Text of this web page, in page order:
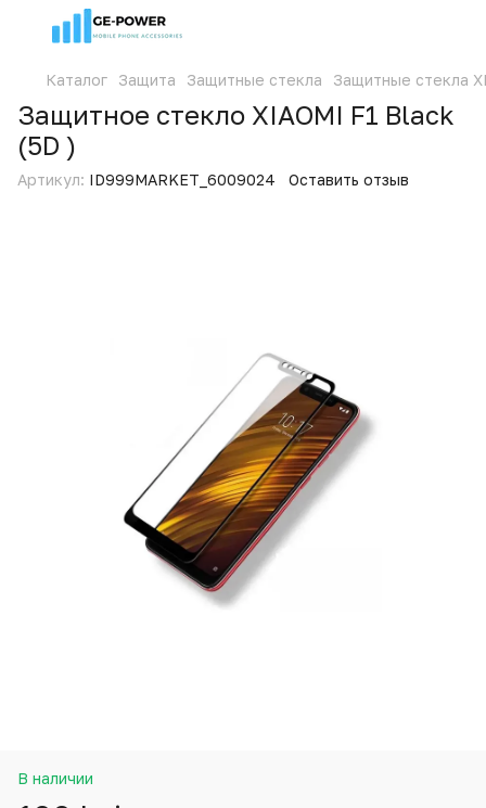
Каталог Защита Защитные стекла Защитные стекла
Защитное стекло XIAOMI F1 Black
(5D )
Артикул: ID999MARKET_6009024 Оставить отзыв
В наличии